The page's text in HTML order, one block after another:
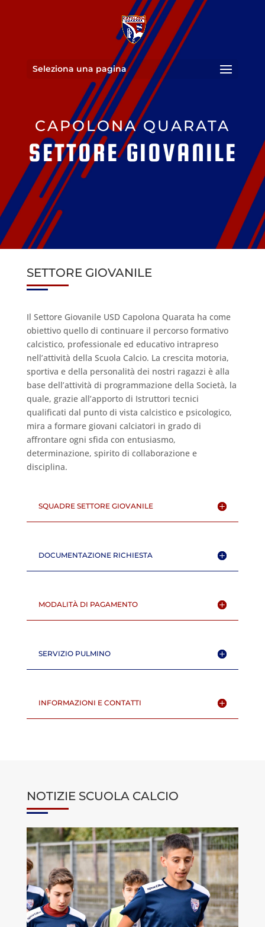
Seleziona una pagina
CAPOLONA QUARATA
SETTORE GIOVANILE
SETTORE GIOVANILE
Il Settore Giovanile USD Capolona Quarata ha come
obiettivo quello di continuare il percorso formativo
calcistico, professionale ed educativo intrapreso
nell’attività della Scuola Calcio. La crescita motoria,
sportiva e della personalità dei nostri ragazzi è alla
base dell’attività di programmazione della Società, la
quale, grazie all’apporto di Istruttori tecnici
qualificati dal punto di vista calcistico e psicologico,
mira a formare giovani calciatori in grado di
affrontare ogni sfida con entusiasmo,
determinazione, spirito di collaborazione e
disciplina.
SQUADRE SETTORE GIOVANILE
DOCUMENTAZIONE RICHIESTA
MODALITÀ DI PAGAMENTO
SERVIZIO PULMINO
INFORMAZIONI E CONTATTI
NOTIZIE SCUOLA CALCIO